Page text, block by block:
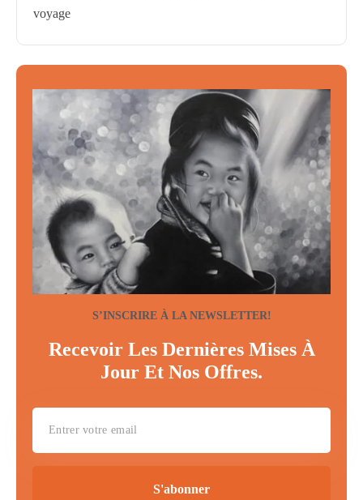
voyage
S’INSCRIRE À LA NEWSLETTER!
Recevoir Les Dernières Mises À
Jour Et Nos Offres.
S'abonner